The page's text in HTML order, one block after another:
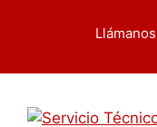
Buscar